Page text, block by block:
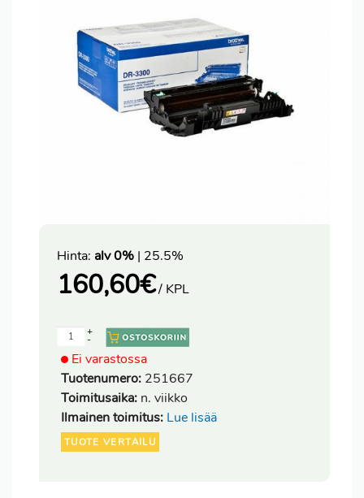
Hinta: alv 0% | 25.5%
160,60€/ KPL
-
+
Ei varastossa
Tuotenumero: 251667
Toimitusaika: n. viikko
Ilmainen toimitus: Lue lisää
TUOTE VERTAILU